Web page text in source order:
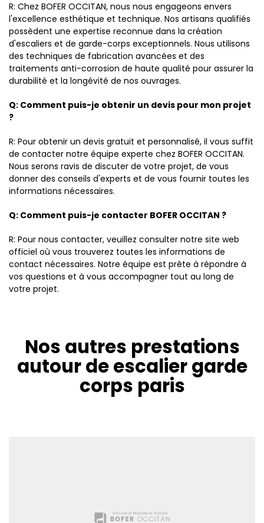
R: Chez BOFER OCCITAN, nous nous engageons envers
l'excellence esthétique et technique. Nos artisans qualifiés
possèdent une expertise reconnue dans la création
d'escaliers et de garde-corps exceptionnels. Nous utilisons
des techniques de fabrication avancées et des
traitements anti-corrosion de haute qualité pour assurer la
durabilité et la longévité de nos ouvrages.
Q: Comment puis-je obtenir un devis pour mon projet
?
R: Pour obtenir un devis gratuit et personnalisé, il vous suffit
de contacter notre équipe experte chez BOFER OCCITAN.
Nous serons ravis de discuter de votre projet, de vous
donner des conseils d'experts et de vous fournir toutes les
informations nécessaires.
Q: Comment puis-je contacter BOFER OCCITAN ?
R: Pour nous contacter, veuillez consulter notre site web
officiel où vous trouverez toutes les informations de
contact nécessaires. Notre équipe est prête à répondre à
vos questions et à vous accompagner tout au long de
votre projet.
Nos autres prestations
autour de escalier garde
corps paris